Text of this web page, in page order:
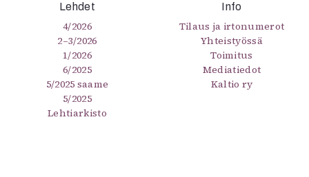
Lehdet
4/2026
2–3/2026
1/2026
6/2025
5/2025 saame
5/2025
Lehtiarkisto
Info
Tilaus ja irtonumerot
Yhteistyössä
Toimitus
Mediatiedot
Kaltio ry